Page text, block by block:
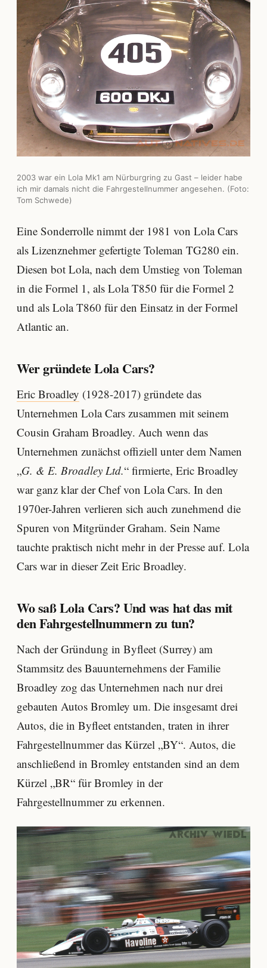
2003 war ein Lola Mk1 am Nürburgring zu Gast – leider habe
ich mir damals nicht die Fahrgestellnummer angesehen. (Foto:
Tom Schwede)
Eine Sonderrolle nimmt der 1981 von Lola Cars
als Lizenznehmer gefertigte Toleman TG280 ein.
Diesen bot Lola, nach dem Umstieg von Toleman
in die Formel 1, als Lola T850 für die Formel 2
und als Lola T860 für den Einsatz in der Formel
Atlantic an.
Wer gründete Lola Cars?
Eric Broadley (1928-2017) gründete das
Unternehmen Lola Cars zusammen mit seinem
Cousin Graham Broadley. Auch wenn das
Unternehmen zunächst offiziell unter dem Namen
„G. & E. Broadley Ltd.“ firmierte, Eric Broadley
war ganz klar der Chef von Lola Cars. In den
1970er-Jahren verlieren sich auch zunehmend die
Spuren von Mitgründer Graham. Sein Name
tauchte praktisch nicht mehr in der Presse auf. Lola
Cars war in dieser Zeit Eric Broadley.
Wo saß Lola Cars? Und was hat das mit
den Fahrgestellnummern zu tun?
Nach der Gründung in Byfleet (Surrey) am
Stammsitz des Bauunternehmens der Familie
Broadley zog das Unternehmen nach nur drei
gebauten Autos Bromley um. Die insgesamt drei
Autos, die in Byfleet entstanden, traten in ihrer
Fahrgestellnummer das Kürzel „BY“. Autos, die
anschließend in Bromley entstanden sind an dem
Kürzel „BR“ für Bromley in der
Fahrgestellnummer zu erkennen.